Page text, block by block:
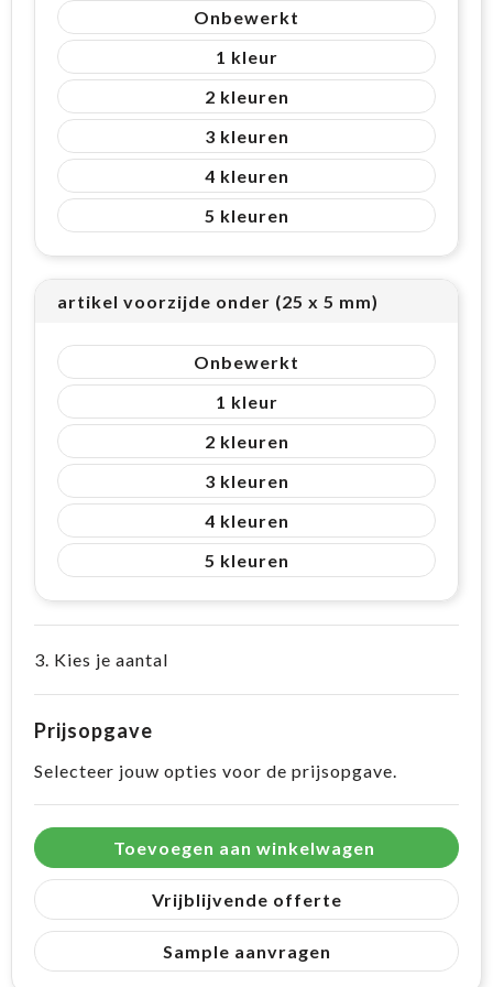
Onbewerkt
1
2
3
4
5
artikel voorzijde onder (25 x 5 mm)
Onbewerkt
1
2
3
4
5
3. Kies je aantal
Prijsopgave
Selecteer jouw opties voor de prijsopgave.
Toevoegen aan winkelwagen
Vrijblijvende offerte
Sample aanvragen